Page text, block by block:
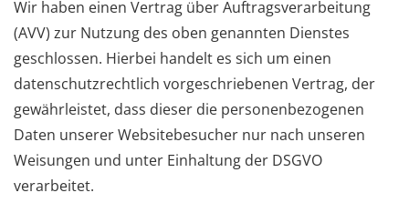
Wir haben einen Vertrag über Auftragsverarbeitung
(AVV) zur Nutzung des oben genannten Dienstes
geschlossen. Hierbei handelt es sich um einen
datenschutzrechtlich vorgeschriebenen Vertrag, der
gewährleistet, dass dieser die personenbezogenen
Daten unserer Websitebesucher nur nach unseren
Weisungen und unter Einhaltung der DSGVO
verarbeitet.